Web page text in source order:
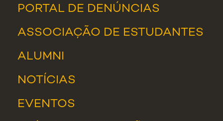
PORTAL DE DENÚNCIAS
ASSOCIAÇÃO DE ESTUDANTES
ALUMNI
NOTÍCIAS
EVENTOS